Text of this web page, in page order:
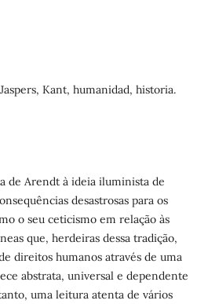
Kant, humanidad, historia.
de Arendt à ideia iluminista de
desastrosas para os
o seu ceticismo em relação às
que, herdeiras dessa tradição,
direitos humanos através de uma
abstrata, universal e dependente
uma leitura atenta de vários